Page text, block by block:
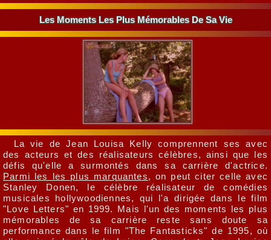
Les Moments Les Plus Mémorables De Sa Vie
La vie de Jean Louisa Kelly comprennent ses avec
des acteurs et des réalisateurs célèbres, ainsi que les
défis qu'elle a surmontés dans sa carrière d'actrice.
Parmi les les plus marquantes, on peut citer celle avec
Stanley Donen, le célèbre réalisateur de comédies
musicales hollywoodiennes, qui l'a dirigée dans le film
"Love Letters" en 1999. Mais l'un des moments les plus
mémorables de sa carrière reste sans doute sa
performance dans le film "The Fantasticks" de 1995, où